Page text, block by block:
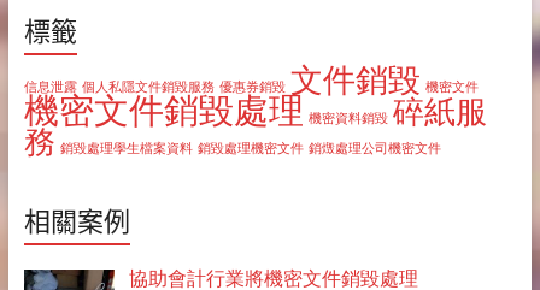
標籤
信息泄露 個人私隱文件銷毀服務 優惠券銷毀 文件銷毀 機密文件
機密文件銷毀處理 機密資料銷毀 碎紙服
務 銷毀處理學生檔案資料 銷毀處理機密文件 銷燬處理公司機密文件
相關案例
協助會計行業將機密文件銷毀處理